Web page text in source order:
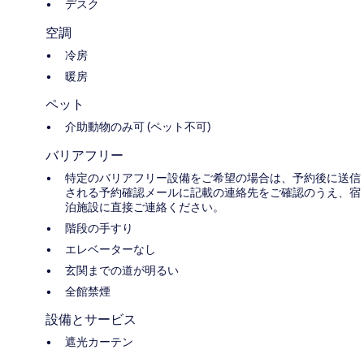
デスク
空調
冷房
暖房
ペット
介助動物のみ可 (ペット不可)
バリアフリー
特定のバリアフリー設備をご希望の場合は、予約後に送信
される予約確認メールに記載の連絡先をご確認のうえ、宿
泊施設に直接ご連絡ください。
階段の手すり
エレベーターなし
玄関までの道が明るい
全館禁煙
設備とサービス
遮光カーテン